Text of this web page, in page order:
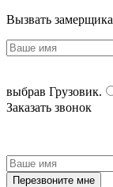
Вызвать замерщика
выбрав Грузовик.
Заказать звонок